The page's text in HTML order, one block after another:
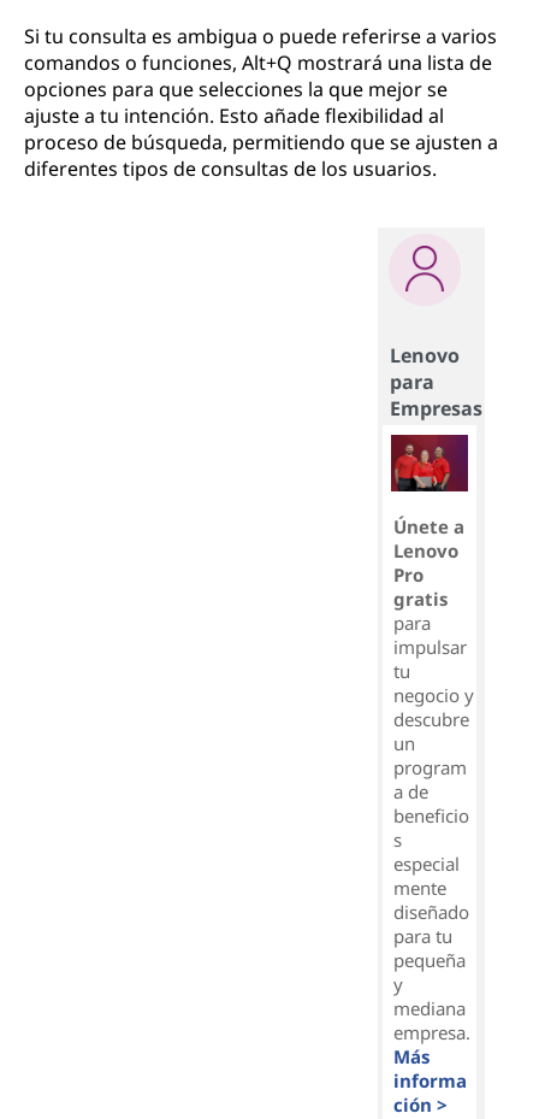
Si tu consulta es ambigua o puede referirse a varios
comandos o funciones, Alt+Q mostrará una lista de
opciones para que selecciones la que mejor se
ajuste a tu intención. Esto añade flexibilidad al
proceso de búsqueda, permitiendo que se ajusten a
diferentes tipos de consultas de los usuarios.
Lenovo
para
Empresas
Únete a
Lenovo
Pro
gratis
para
impulsar
tu
negocio y
descubre
un
program
a de
beneficio
s
especial
mente
diseñado
para tu
pequeña
y
mediana
empresa.
Más
informa
ción >